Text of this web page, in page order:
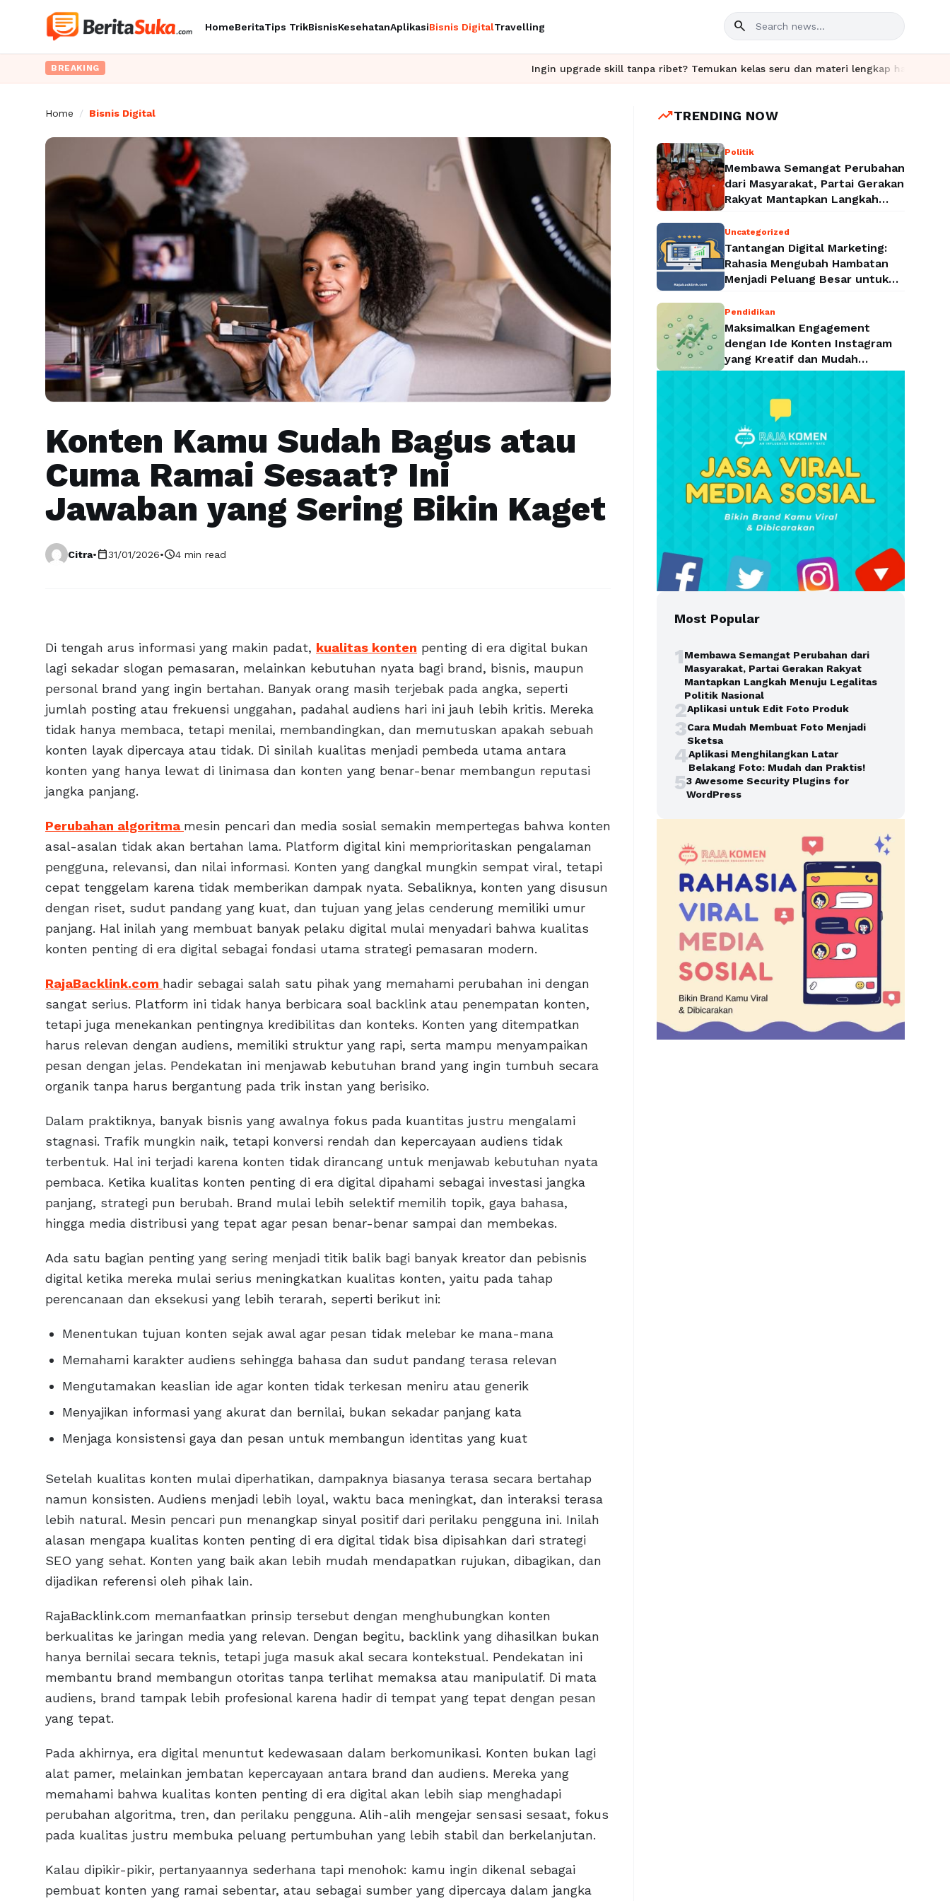
HomeBeritaTips TrikBisnisKesehatanAplikasiBisnis DigitalTravelling search
BREAKING Ingin upgrade skill tanpa ribet? Temukan kelas seru dan materi lengkap hanya di
Home / Bisnis Digital
Konten Kamu Sudah Bagus atau
Cuma Ramai Sesaat? Ini
Jawaban yang Sering Bikin Kaget
Citra•calendar_today31/01/2026•schedule4 min read
Di tengah arus informasi yang makin padat, kualitas konten penting di era digital bukan
lagi sekadar slogan pemasaran, melainkan kebutuhan nyata bagi brand, bisnis, maupun
personal brand yang ingin bertahan. Banyak orang masih terjebak pada angka, seperti
jumlah posting atau frekuensi unggahan, padahal audiens hari ini jauh lebih kritis. Mereka
tidak hanya membaca, tetapi menilai, membandingkan, dan memutuskan apakah sebuah
konten layak dipercaya atau tidak. Di sinilah kualitas menjadi pembeda utama antara
konten yang hanya lewat di linimasa dan konten yang benar-benar membangun reputasi
jangka panjang.
Perubahan algoritma mesin pencari dan media sosial semakin mempertegas bahwa konten
asal-asalan tidak akan bertahan lama. Platform digital kini memprioritaskan pengalaman
pengguna, relevansi, dan nilai informasi. Konten yang dangkal mungkin sempat viral, tetapi
cepat tenggelam karena tidak memberikan dampak nyata. Sebaliknya, konten yang disusun
dengan riset, sudut pandang yang kuat, dan tujuan yang jelas cenderung memiliki umur
panjang. Hal inilah yang membuat banyak pelaku digital mulai menyadari bahwa kualitas
konten penting di era digital sebagai fondasi utama strategi pemasaran modern.
RajaBacklink.com hadir sebagai salah satu pihak yang memahami perubahan ini dengan
sangat serius. Platform ini tidak hanya berbicara soal backlink atau penempatan konten,
tetapi juga menekankan pentingnya kredibilitas dan konteks. Konten yang ditempatkan
harus relevan dengan audiens, memiliki struktur yang rapi, serta mampu menyampaikan
pesan dengan jelas. Pendekatan ini menjawab kebutuhan brand yang ingin tumbuh secara
organik tanpa harus bergantung pada trik instan yang berisiko.
Dalam praktiknya, banyak bisnis yang awalnya fokus pada kuantitas justru mengalami
stagnasi. Trafik mungkin naik, tetapi konversi rendah dan kepercayaan audiens tidak
terbentuk. Hal ini terjadi karena konten tidak dirancang untuk menjawab kebutuhan nyata
pembaca. Ketika kualitas konten penting di era digital dipahami sebagai investasi jangka
panjang, strategi pun berubah. Brand mulai lebih selektif memilih topik, gaya bahasa,
hingga media distribusi yang tepat agar pesan benar-benar sampai dan membekas.
Ada satu bagian penting yang sering menjadi titik balik bagi banyak kreator dan pebisnis
digital ketika mereka mulai serius meningkatkan kualitas konten, yaitu pada tahap
perencanaan dan eksekusi yang lebih terarah, seperti berikut ini:
Menentukan tujuan konten sejak awal agar pesan tidak melebar ke mana-mana
Memahami karakter audiens sehingga bahasa dan sudut pandang terasa relevan
Mengutamakan keaslian ide agar konten tidak terkesan meniru atau generik
Menyajikan informasi yang akurat dan bernilai, bukan sekadar panjang kata
Menjaga konsistensi gaya dan pesan untuk membangun identitas yang kuat
Setelah kualitas konten mulai diperhatikan, dampaknya biasanya terasa secara bertahap
namun konsisten. Audiens menjadi lebih loyal, waktu baca meningkat, dan interaksi terasa
lebih natural. Mesin pencari pun menangkap sinyal positif dari perilaku pengguna ini. Inilah
alasan mengapa kualitas konten penting di era digital tidak bisa dipisahkan dari strategi
SEO yang sehat. Konten yang baik akan lebih mudah mendapatkan rujukan, dibagikan, dan
dijadikan referensi oleh pihak lain.
RajaBacklink.com memanfaatkan prinsip tersebut dengan menghubungkan konten
berkualitas ke jaringan media yang relevan. Dengan begitu, backlink yang dihasilkan bukan
hanya bernilai secara teknis, tetapi juga masuk akal secara kontekstual. Pendekatan ini
membantu brand membangun otoritas tanpa terlihat memaksa atau manipulatif. Di mata
audiens, brand tampak lebih profesional karena hadir di tempat yang tepat dengan pesan
yang tepat.
Pada akhirnya, era digital menuntut kedewasaan dalam berkomunikasi. Konten bukan lagi
alat pamer, melainkan jembatan kepercayaan antara brand dan audiens. Mereka yang
memahami bahwa kualitas konten penting di era digital akan lebih siap menghadapi
perubahan algoritma, tren, dan perilaku pengguna. Alih-alih mengejar sensasi sesaat, fokus
pada kualitas justru membuka peluang pertumbuhan yang lebih stabil dan berkelanjutan.
Kalau dipikir-pikir, pertanyaannya sederhana tapi menohok: kamu ingin dikenal sebagai
pembuat konten yang ramai sebentar, atau sebagai sumber yang dipercaya dalam jangka
trending_upTRENDING NOW
Politik
Membawa Semangat Perubahan
dari Masyarakat, Partai Gerakan
Rakyat Mantapkan Langkah
Nasional
Uncategorized
Tantangan Digital Marketing:
Rahasia Mengubah Hambatan
Menjadi Peluang Besar untuk
Pendidikan
Maksimalkan Engagement
dengan Ide Konten Instagram
yang Kreatif dan Mudah
Diterapkan
Most Popular
1Membawa Semangat Perubahan dari
Masyarakat, Partai Gerakan Rakyat
Mantapkan Langkah Menuju Legalitas
Politik Nasional
2Aplikasi untuk Edit Foto Produk
3Cara Mudah Membuat Foto Menjadi
Sketsa
4Aplikasi Menghilangkan Latar
Belakang Foto: Mudah dan Praktis!
53 Awesome Security Plugins for
WordPress